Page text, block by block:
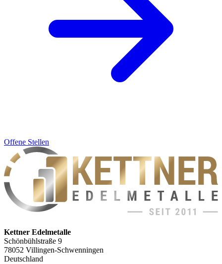
Offene Stellen
Kettner Edelmetalle
Schönbühlstraße 9
78052 Villingen-Schwenningen
Deutschland